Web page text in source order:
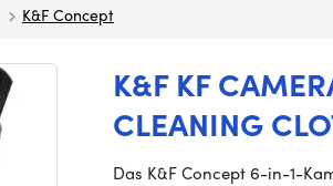
K&F Concept
K&F KF
CLEANING
Das K&F Concept 6-in-1-